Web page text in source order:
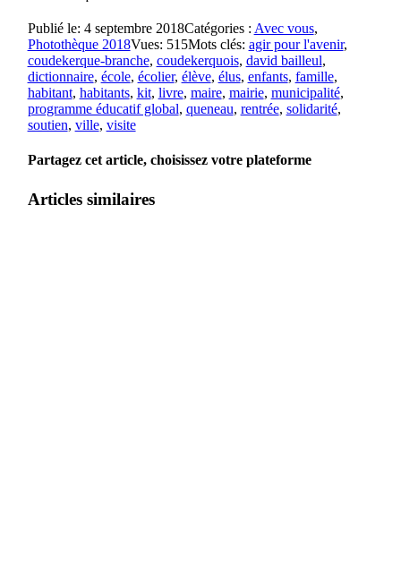
Publié le: 4 septembre 2018Catégories : Avec vous,
Photothèque 2018Vues: 515Mots clés: agir pour l'avenir,
coudekerque-branche, coudekerquois, david bailleul,
dictionnaire, école, écolier, élève, élus, enfants, famille,
habitant, habitants, kit, livre, maire, mairie, municipalité,
programme éducatif global, queneau, rentrée, solidarité,
soutien, ville, visite
Partagez cet article, choisissez votre plateforme
Articles similaires